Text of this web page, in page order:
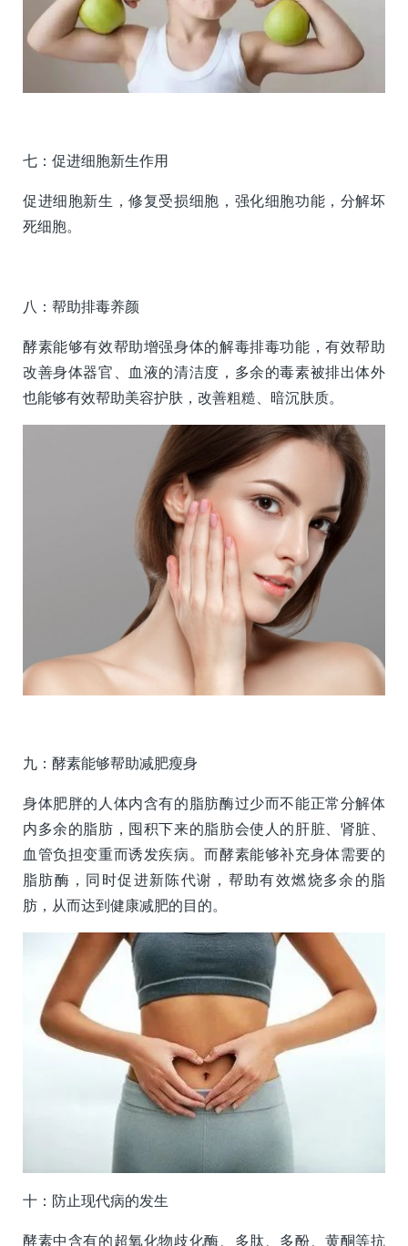
七：促进细胞新生作用
促进细胞新生，修复受损细胞，强化细胞功能，分解坏
死细胞。
八：帮助排毒养颜
酵素能够有效帮助增强身体的解毒排毒功能，有效帮助
改善身体器官、血液的清洁度，多余的毒素被排出体外
也能够有效帮助美容护肤，改善粗糙、暗沉肤质。
九：酵素能够帮助减肥瘦身
身体肥胖的人体内含有的脂肪酶过少而不能正常分解体
内多余的脂肪，囤积下来的脂肪会使人的肝脏、肾脏、
血管负担变重而诱发疾病。而酵素能够补充身体需要的
脂肪酶，同时促进新陈代谢，帮助有效燃烧多余的脂
肪，从而达到健康减肥的目的。
十：防止现代病的发生
酵素中含有的超氧化物歧化酶、多肽、多酚、黄酮等抗